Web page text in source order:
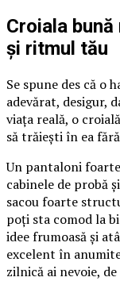
Croiala
și ritmul tău
Se spune des că o
adevărat, desigur,
viața reală, o
să trăiești în ea
Un pantaloni
cabinele de probă
sacou foarte
poți sta comod la
idee frumoasă și
excelent în
zilnică ai nevoie,